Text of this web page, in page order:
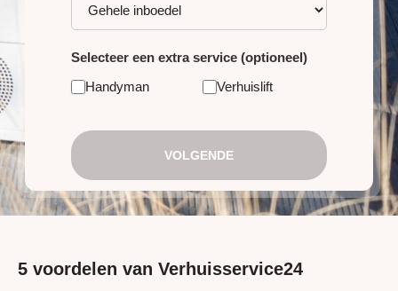
Selecteer een extra service (optioneel)
Handyman
Verhuislift
VOLGENDE
5 voordelen van Verhuisservice24